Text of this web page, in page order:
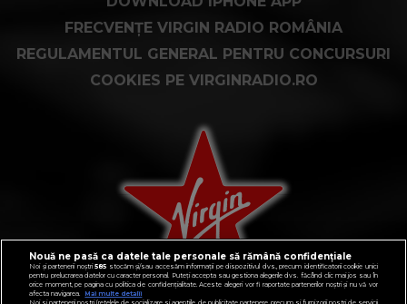
FRECVENȚE VIRGIN RADIO ROMÂNIA
REGULAMENTUL GENERAL PENTRU CONCURSURI
COOKIES PE VIRGINRADIO.RO
Nouă ne pasă ca datele tale personale să rămână confidențiale
Noi și partenerii noștri585 stocăm și/sau accesăm informații pe dispozitivul dvs., precum identificatorii cookie unici
pentru prelucrarea datelor cu caracter personal. Puteți accepta sau gestiona alegerile dvs. făcând clic mai jos sau în
orice moment, pe pagina cu politica de confidențialitate. Aceste alegeri vor fi raportate partenerilor noștri și nu vă vor
afecta navigarea.
Mai multe detalii